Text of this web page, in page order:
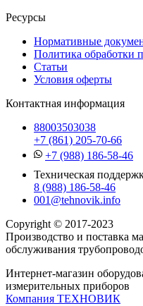
Ресурсы
Нормативные
Политика обработки
Статьи
Условия оферты
Контактная информация
88003503038
+7 (861) 205-70-66
+7 (988) 186-58-46
Техническая
8 (988) 186-58-46
001@tehnovik.info
Copyright © 2017-2023
Производство и поставка
обслуживания
Интернет-магазин
измерительных приборов
Компания ТЕХНОВИК